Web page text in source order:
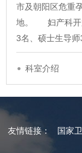
市及朝阳区危重
地。 妇产科开
3名、硕士生导
科室介绍
友情链接： 国家